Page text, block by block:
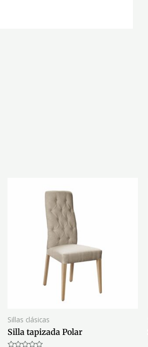
Sillas clásicas
Silla tapizada Polar